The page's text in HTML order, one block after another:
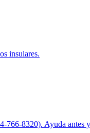
insulares.
766-8320). Ayuda antes y